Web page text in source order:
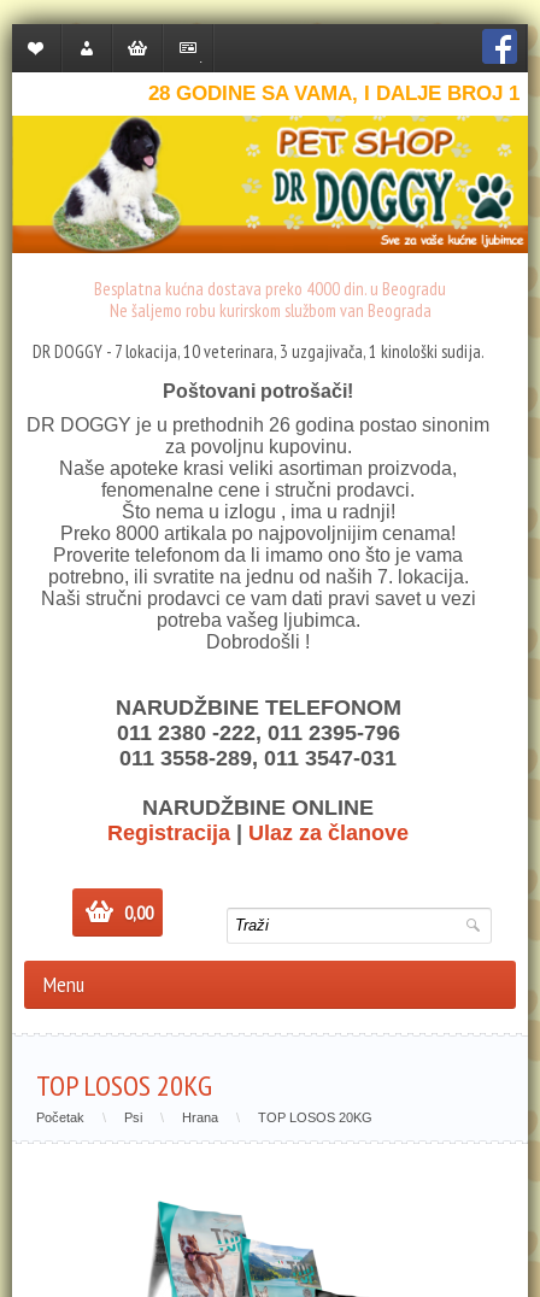
Plaćanje
28 GODINE SA VAMA, I DALJE BROJ 1
Besplatna kućna dostava preko 4000 din. u Beogradu
Ne šaljemo robu kurirskom službom van Beograda
DR DOGGY - 7 lokacija, 10 veterinara, 3 uzgajivača, 1 kinološki sudija.
Poštovani potrošači!
DR DOGGY je u prethodnih 26 godina postao sinonim
za povoljnu kupovinu.
Naše apoteke krasi veliki asortiman proizvoda,
fenomenalne cene i stručni prodavci.
Što nema u izlogu , ima u radnji!
Preko 8000 artikala po najpovoljnijim cenama!
Proverite telefonom da li imamo ono što je vama
potrebno, ili svratite na jednu od naših 7. lokacija.
Naši stručni prodavci ce vam dati pravi savet u vezi
potreba vašeg ljubimca.
Dobrodošli !
NARUDŽBINE TELEFONOM
011 2380 -222, 011 2395-796
011 3558-289, 011 3547-031
NARUDŽBINE ONLINE
Registracija | Ulaz za članove
0,00
Menu
TOP LOSOS 20KG
Početak \ Psi \ Hrana \ TOP LOSOS 20KG